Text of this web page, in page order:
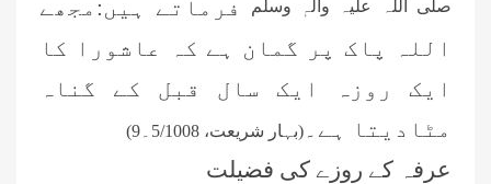
صلی اللہ علیہ واٰلہٖ وسلم
فرماتے ہیں:مجھے
اللہ پاک پر گمان ہے کہ عاشورا کا
ایک روزہ ایک سال قبل کے گناہ
مٹادیتا ہے۔ (بہار شریعت، 5/1008۔9)
عرفہ کے روزے کی فضیلت